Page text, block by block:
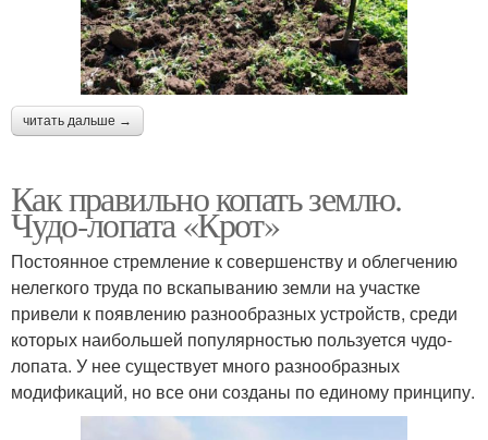
читать дальше →
Как правильно копать землю.
Чудо-лопата «Крот»
Постоянное стремление к совершенству и облегчению
нелегкого труда по вскапыванию земли на участке
привели к появлению разнообразных устройств, среди
которых наибольшей популярностью пользуется чудо-
лопата. У нее существует много разнообразных
модификаций, но все они созданы по единому принципу.